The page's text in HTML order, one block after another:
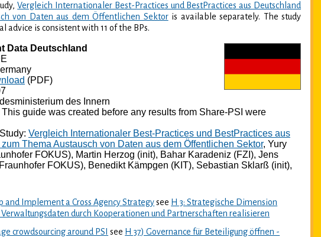
Vergleich Internationaler Best-Practices und BestPractices aus Deutschland
von Daten aus dem Öffentlichen Sektoris available separately. The study
advice is consistent with 11 of the BPs.
Data Deutschland
(PDF)
des Innern
guide was created before any results from Share-PSI were
Vergleich Internationaler Best-Practices und BestPractices aus
Thema Austausch von Daten aus dem Öffentlichen Sektor, Yury
FOKUS), Martin Herzog (init), Bahar Karadeniz (FZI), Jens
FOKUS), Benedikt Kämpgen (KIT), Sebastian Sklarß (init),
and Implement a Cross Agency Strategysee H 3: Strategische Dimension
durch Kooperationen und Partnerschaften realisieren
crowdsourcing around PSI see H 37) Governance für Beteiligung öffnen -